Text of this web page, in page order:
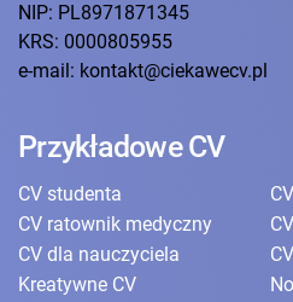
NIP: PL8971871345
KRS: 0000805955
e-mail: kontakt@ciekawecv.pl
Przykładowe CV
CV studenta
CV ratownik medyczny
CV dla nauczyciela
Kreatywne CV